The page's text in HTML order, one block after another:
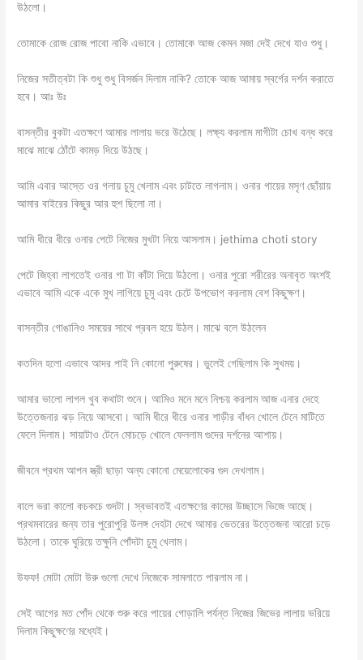
উঠলো।
তোমাকে রোজ রোজ পাবো নাকি এভাবে। তোমাকে আজ কেমন মজা দেই দেখে যাও শুধু।
নিজের সতীত্বটা কি শুধু শুধু বিসর্জন দিলাম নাকি? তোকে আজ আমায় স্বর্গের দর্শন করাতে
হবে। আঃ উঃ
বাসন্তীর বুকটা এতক্ষণে আমার লালায় ভরে উঠেছে। লক্ষ্য করলাম মাগীটা চোখ বন্ধ করে
মাঝে মাঝে ঠোঁটে কামড় দিয়ে উঠছে।
আমি এবার আস্তে ওর গলায় চুমু খেলাম এবং চাটতে লাগলাম। ওনার গায়ের মসৃণ ছোঁয়ায়
আমার বাইরের কিছুর আর হুশ ছিলো না।
আমি ধীরে ধীরে ওনার পেটে নিজের মুখটা নিয়ে আসলাম। jethima choti story
পেটে জিহ্বা লাগতেই ওনার গা টা কাঁটা দিয়ে উঠলো। ওনার পুরো শরীরের অনাবৃত অংশই
এভাবে আমি একে একে মুখ লাগিয়ে চুমু এবং চেটে উপভোগ করলাম বেশ কিছুক্ষণ।
বাসন্তীর গোঙানিও সময়ের সাথে প্রবল হয়ে উঠল। মাঝে বলে উঠলেন
কতদিন হলো এভাবে আদর পাই নি কোনো পুরুষের। ভুলেই গেছিলাম কি সুখময়।
আমার ভালো লাগল খুব কথাটা শুনে। আমিও মনে মনে নিশ্চয় করলাম আজ এনার দেহে
উত্তেজনার ঝড় নিয়ে আসবো। আমি ধীরে ধীরে ওনার শাড়ীর বাঁধন খোলে টেনে মাটিতে
ফেলে দিলাম। সায়াটাও টেনে মোচড়ে খোলে ফেললাম গুদের দর্শনের আশায়।
জীবনে প্রথম আপন স্ত্রী ছাড়া অন্য কোনো মেয়েলোকের গুদ দেখলাম।
বালে ভরা কালো কচকচে গুদটা। স্বভাবতই এতক্ষণের কামের উচ্ছাসে ভিজে আছে।
প্রথমবারের জন্য তার পুরোপুরি উলঙ্গ দেহটা দেখে আমার ভেতরের উত্তেজনা আরো চড়ে
উঠলো। তাকে ঘুরিয়ে তক্ষুনি পোঁদটা চুমু খেলাম।
উফফ! মোটা মোটা উরু গুলো দেখে নিজেকে সামলাতে পারলাম না।
সেই আগের মত পোঁদ থেকে শুরু করে পায়ের গোড়ালি পর্যন্ত নিজের জিভের লালায় ভরিয়ে
দিলাম কিছুক্ষণের মধ্যেই।